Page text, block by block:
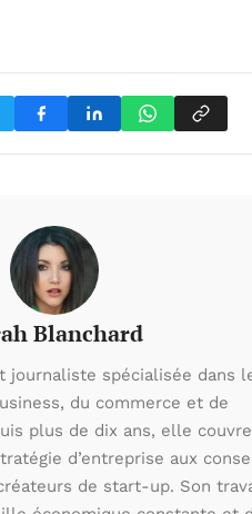
Blanchard
journaliste spécialisée dans
du commerce et de
plus de dix ans, elle
d’entreprise aux
de start-up. Son